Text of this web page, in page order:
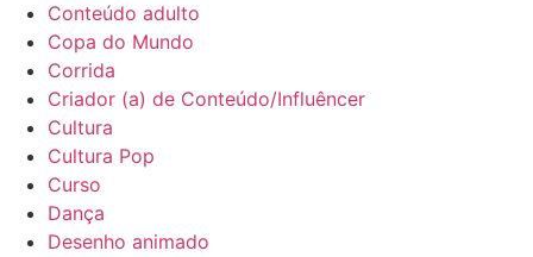
Conteúdo adulto
Copa do Mundo
Corrida
Criador (a) de Conteúdo/Influêncer
Cultura
Cultura Pop
Curso
Dança
Desenho animado